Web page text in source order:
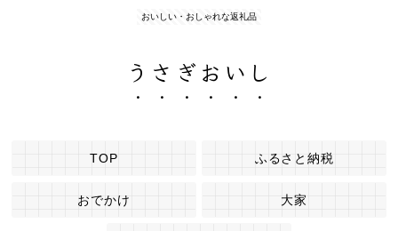
おいしい・おしゃれな返礼品
うさぎおいし
TOP ふるさと納税
おでかけ 大家